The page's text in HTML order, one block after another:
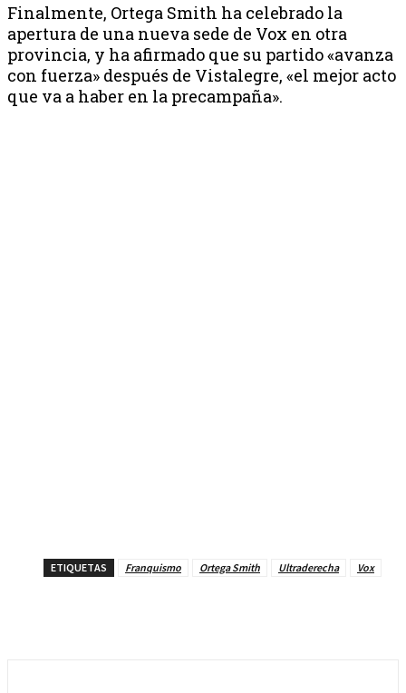
Finalmente, Ortega Smith ha celebrado la
apertura de una nueva sede de Vox en otra
provincia, y ha afirmado que su partido «avanza
con fuerza» después de Vistalegre, «el mejor acto
que va a haber en la precampaña».
ETIQUETAS Franquismo Ortega Smith Ultraderecha Vox